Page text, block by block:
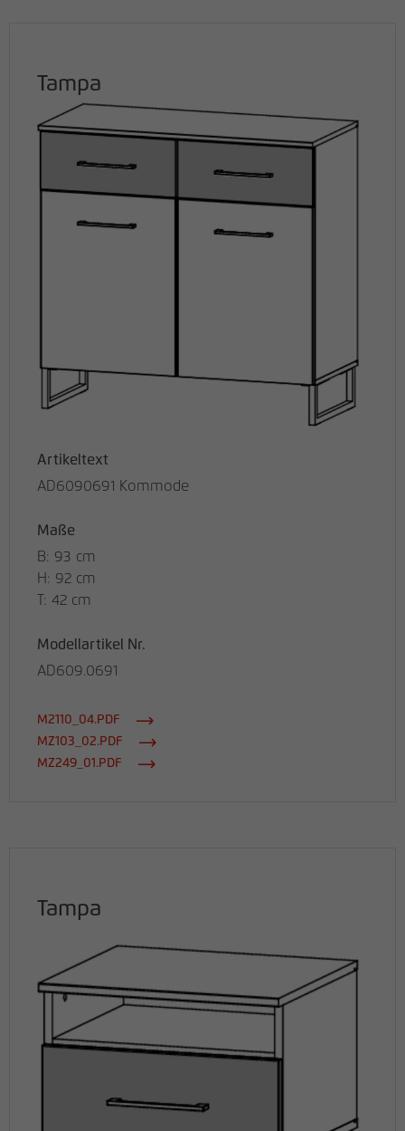
Tampa
Artikeltext
AD6090691 Kommode
Maße
B: 93 cm
H: 92 cm
T: 42 cm
Modellartikel Nr.
AD609.0691
M2110_04.PDF
MZ103_02.PDF
MZ249_01.PDF
Tampa